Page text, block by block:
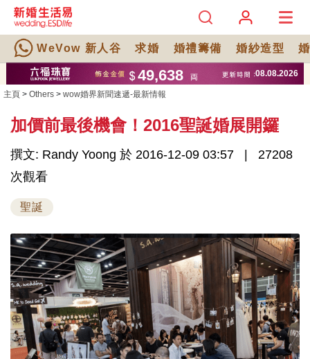
WeVow 新人谷 求婚 婚禮籌備 婚紗造型
主頁 > Others > wow婚界新聞速遞-最新情報
加價前最後機會！2016聖誕婚展開鑼
撰文: Randy Yoong 於 2016-12-09 03:57
27208
次觀看
聖誕